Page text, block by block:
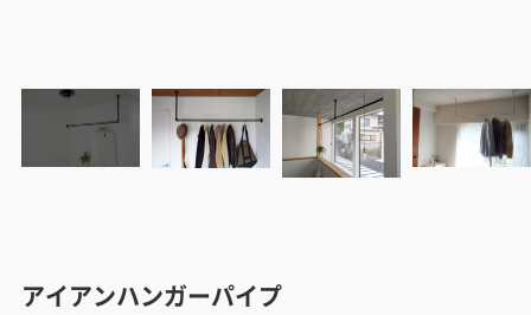
アイアンハンガーパイプ